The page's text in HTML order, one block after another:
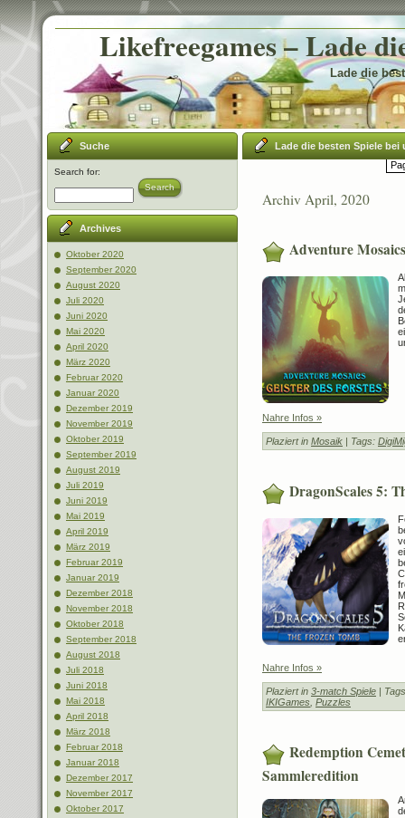
Likefreegames – Lade
Lade die
Suche
Search for:
Search
Archives
Oktober 2020
September 2020
August 2020
Juli 2020
Juni 2020
Mai 2020
April 2020
März 2020
Februar 2020
Januar 2020
Dezember 2019
November 2019
Oktober 2019
September 2019
August 2019
Juli 2019
Juni 2019
Mai 2019
April 2019
März 2019
Februar 2019
Januar 2019
Dezember 2018
November 2018
Oktober 2018
September 2018
August 2018
Juli 2018
Juni 2018
Mai 2018
April 2018
März 2018
Februar 2018
Januar 2018
Dezember 2017
November 2017
Oktober 2017
Lade die besten Spiele bei
Archiv April, 2020
Adventure
Nahre Infos »
Plaziert in Mosaik | Tags:
DragonScales 5:
Nahre Infos »
Plaziert in 3-match Spiele |
IKIGames Puzzles
Redemption
Sammleredition